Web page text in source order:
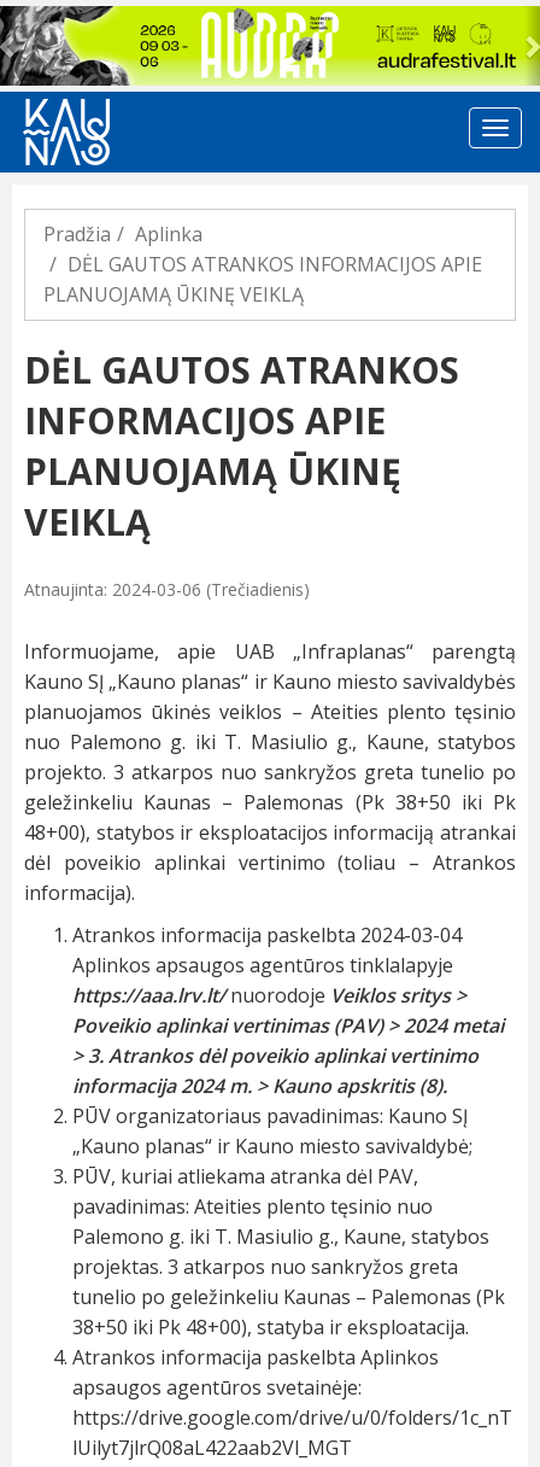
Previous
Pradžia
Aplinka
DĖL GAUTOS ATRANKOS INFORMACIJOS APIE
PLANUOJAMĄ ŪKINĘ VEIKLĄ
DĖL GAUTOS ATRANKOS
INFORMACIJOS APIE
PLANUOJAMĄ ŪKINĘ
VEIKLĄ
Atnaujinta: 2024-03-06 (Trečiadienis)
Informuojame, apie UAB „Infraplanas“ parengtą
Kauno SĮ „Kauno planas“ ir Kauno miesto savivaldybės
planuojamos ūkinės veiklos – Ateities plento tęsinio
nuo Palemono g. iki T. Masiulio g., Kaune, statybos
projekto. 3 atkarpos nuo sankryžos greta tunelio po
geležinkeliu Kaunas – Palemonas (Pk 38+50 iki Pk
48+00), statybos ir eksploatacijos informaciją atrankai
dėl poveikio aplinkai vertinimo (toliau – Atrankos
informacija).
Atrankos informacija paskelbta 2024-03-04
Aplinkos apsaugos agentūros tinklalapyje
https://aaa.lrv.lt/nuorodoje Veiklos sritys >
Poveikio aplinkai vertinimas (PAV)> 2024 metai
> 3. Atrankos dėl poveikio aplinkai vertinimo
informacija 2024 m. > Kauno apskritis (8).
PŪV organizatoriaus pavadinimas: Kauno SĮ
„Kauno planas“ ir Kauno miesto savivaldybė;
PŪV, kuriai atliekama atranka dėl PAV,
pavadinimas: Ateities plento tęsinio nuo
Palemono g. iki T. Masiulio g., Kaune, statybos
projektas. 3 atkarpos nuo sankryžos greta
tunelio po geležinkeliu Kaunas – Palemonas (Pk
38+50 iki Pk 48+00), statyba ir eksploatacija.
Atrankos informacija paskelbta Aplinkos
apsaugos agentūros svetainėje:
https://drive.google.com/drive/u/0/folders/1c_nT
lUilyt7jlrQ08aL422aab2Vl_MGT